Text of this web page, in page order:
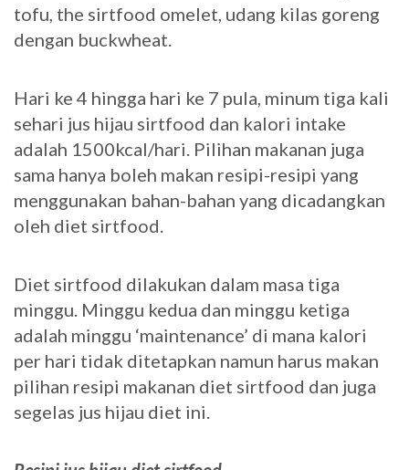
tofu, the sirtfood omelet, udang kilas goreng
dengan buckwheat.
Hari ke 4 hingga hari ke 7 pula, minum tiga kali
sehari jus hijau sirtfood dan kalori intake
adalah 1500kcal/hari. Pilihan makanan juga
sama hanya boleh makan resipi-resipi yang
menggunakan bahan-bahan yang dicadangkan
oleh diet sirtfood.
Diet sirtfood dilakukan dalam masa tiga
minggu. Minggu kedua dan minggu ketiga
adalah minggu ‘maintenance’ di mana kalori
per hari tidak ditetapkan namun harus makan
pilihan resipi makanan diet sirtfood dan juga
segelas jus hijau diet ini.